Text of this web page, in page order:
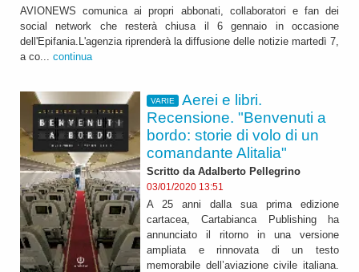
AVIONEWS comunica ai propri abbonati, collaboratori e fan dei
social network che resterà chiusa il 6 gennaio in occasione
dell'Epifania.L'agenzia riprenderà la diffusione delle notizie martedì 7,
a co... continua
VARIE
Aerei e libri.
Recensione. "Benvenuti a
bordo: storie di volo di un
comandante Alitalia"
Scritto da Adalberto Pellegrino
03/01/2020 13:51
A 25 anni dalla sua prima edizione
cartacea, Cartabianca Publishing ha
annunciato il ritorno in una versione
ampliata e rinnovata di un testo
memorabile dell’aviazione civile italiana.